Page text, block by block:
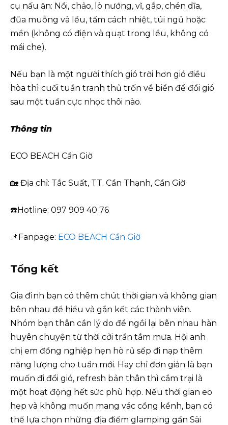
cụ nấu ăn: Nồi, chảo, lò nướng, vĩ, gắp, chén dĩa,
đũa muỗng và lều, tấm cách nhiệt, túi ngủ hoặc
mền (không có điện và quạt trong lều, không có
mái che).
Nếu bạn là một người thích gió trời hơn gió điều
hòa thì cuối tuần tranh thủ trốn về biển để đổi gió
sau một tuần cực nhọc thôi nào.
Thông tin
ECO BEACH Cần Giờ
🏡 Địa chỉ: Tắc Suất, TT. Cần Thạnh, Cần Giờ
☎️Hotline: 097 909 40 76
📌Fanpage: ECO BEACH Cần Giờ
Tổng kết
Gia đình bạn có thêm chút thời gian và không gian
bên nhau để hiểu và gắn kết các thành viên.
Nhóm bạn thân cần lý do để ngồi lại bên nhau hàn
huyên chuyện từ thời cởi trần tắm mưa. Hội anh
chị em đồng nghiệp hẹn hò rủ sếp đi nạp thêm
năng lượng cho tuần mới. Hay chỉ đơn giản là bạn
muốn đi đổi gió, refresh bản thân thì cắm trại là
một hoạt động hết sức phù hợp. Nếu thời gian eo
hẹp và không muốn mang vác cồng kềnh, bạn có
thể lựa chọn những địa điểm glamping gần Sài